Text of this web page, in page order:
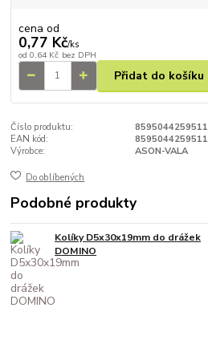
cena od
0,77 Kč/ks
od 0,64 Kč bez DPH
Přidat do košíku
Číslo produktu:
8595044259511
EAN kód:
8595044259511
Výrobce:
ASON-VALA
Do oblíbených
Podobné produkty
Kolíky D5x30x19mm do drážek
DOMINO